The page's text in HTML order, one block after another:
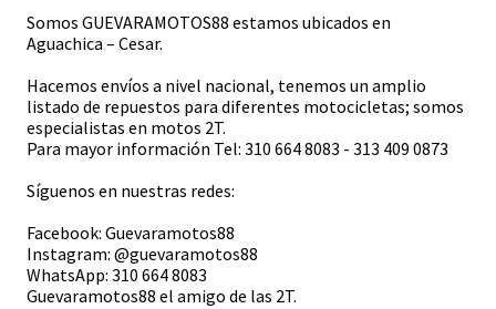
Somos GUEVARAMOTOS88 estamos ubicados en
Aguachica – Cesar.
Hacemos envíos a nivel nacional, tenemos un amplio
listado de repuestos para diferentes motocicletas; somos
especialistas en motos 2T.
Para mayor información Tel: 310 664 8083 - 313 409 0873
Síguenos en nuestras redes:
Facebook: Guevaramotos88
Instagram: @guevaramotos88
WhatsApp: 310 664 8083
Guevaramotos88 el amigo de las 2T.